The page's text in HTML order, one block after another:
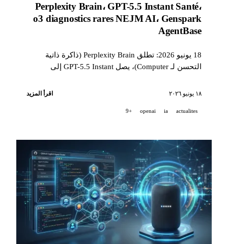
Perplexity Brain، GPT-5.5 Instant Santé،
o3 diagnostics rares NEJM AI، Genspark
AgentBase
18 يونيو 2026: تطلق Perplexity Brain (ذاكرة ذاتية
التحسن لـ Computer)، يصل GPT-5.5 Instant إلى
ويساهم o3 في 18 تشخيصًا للأطفال في NEJM AI،
١٨ يونيو ٢٠٢٦ اقرأ المزيد
actualites
ia
openai
+9